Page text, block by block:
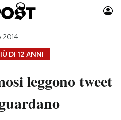
Auto
Moda
Consumismi
DI 12 ANNI
2014
leggono tweet